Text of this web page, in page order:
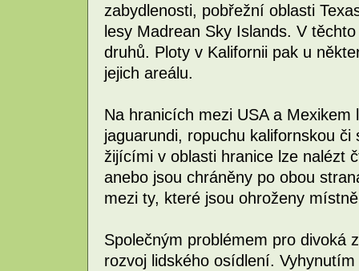
zabydlenosti, pobřežní oblasti
lesy Madrean Sky Islands. V
druhů. Ploty v Kalifornii pak u
jejich areálu.
Na hranicích mezi USA a
jaguarundi, ropuchu kalifornskou
žijícími v oblasti hranice lze nalézt
anebo jsou chráněny po obou
mezi ty, které jsou ohroženy
Společným problémem pro divoká
rozvoj lidského osídlení.